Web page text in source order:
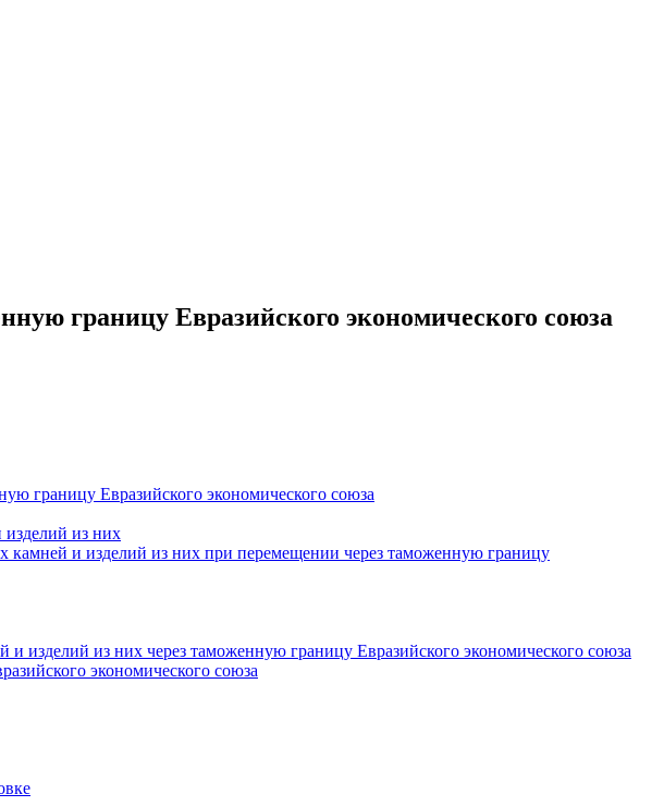
границу Евразийского экономического союза
границу Евразийского экономического союза
изделий из них
камней и изделий из них при перемещении через таможенную границу
изделий из них через таможенную границу Евразийского экономического союза
экономического союза